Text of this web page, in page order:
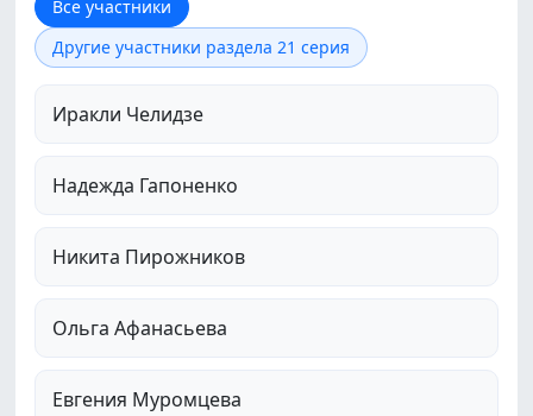
Все участники
Другие участники раздела 21 серия
Иракли Челидзе
Надежда Гапоненко
Никита Пирожников
Ольга Афанасьева
Евгения Муромцева